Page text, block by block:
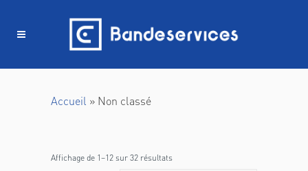
Accueil » Non classé
Affichage de 1–12 sur 32 résultats